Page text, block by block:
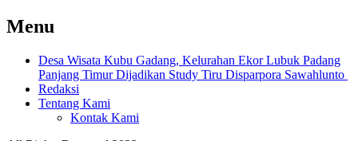
Menu
Desa Wisata Kubu Gadang, Kelurahan Ekor Lubuk Padang
Panjang Timur Dijadikan Study Tiru Disparpora Sawahlunto
Redaksi
Tentang Kami
Kontak Kami